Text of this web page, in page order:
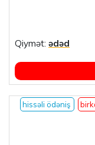
Qiymət: ədəd
hissəli ödəniş